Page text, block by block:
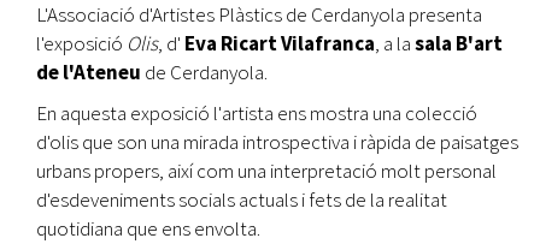
L'Associació d'Artistes Plàstics de Cerdanyola presenta
l'exposició Olis, d' Eva Ricart Vilafranca, a lasala B'art
de l'Ateneu de Cerdanyola.
En aquesta exposició l'artista ens mostra una colecció
d'olis que son una mirada introspectiva i ràpida de paisatges
urbans propers, així com una interpretació molt personal
d'esdeveniments socials actuals i fets de la realitat
quotidiana que ens envolta.